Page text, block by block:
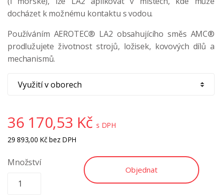
docházet k možnému kontaktu s vodou.
Používáním AEROTEC® LA2 obsahujícího směs AMC®
prodlužujete životnost strojů, ložisek, kovových dílů a
mechanismů.
36 170,53 Kč s DPH
29 893,00 Kčbez DPH
Množství
Objednat